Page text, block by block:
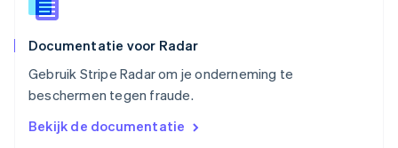
Documentatie voor Radar
Gebruik Stripe Radar om je onderneming te
beschermen tegen fraude.
Bekijk de documentatie
Thailand
Tsjechië
Vasteland van China
简体中文English
English